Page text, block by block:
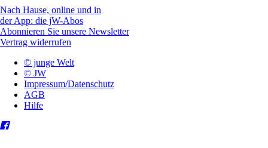
Nach Hause, online und in
der App: die jW-Abos
Abonnieren Sie unsere Newsletter
Vertrag widerrufen
© junge Welt
© JW
Impressum/Datenschutz
AGB
Hilfe